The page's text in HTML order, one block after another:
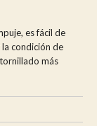
es fácil de
condición de
más